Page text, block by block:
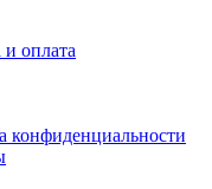
и оплата
конфиденциальности